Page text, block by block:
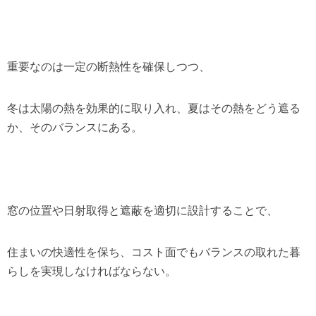
重要なのは一定の断熱性を確保しつつ、
冬は太陽の熱を効果的に取り入れ、夏はその熱をどう遮る
か、そのバランスにある。
窓の位置や日射取得と遮蔽を適切に設計することで、
住まいの快適性を保ち、コスト面でもバランスの取れた暮
らしを実現しなければならない。